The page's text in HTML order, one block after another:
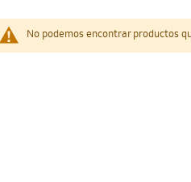
No podemos encontrar productos